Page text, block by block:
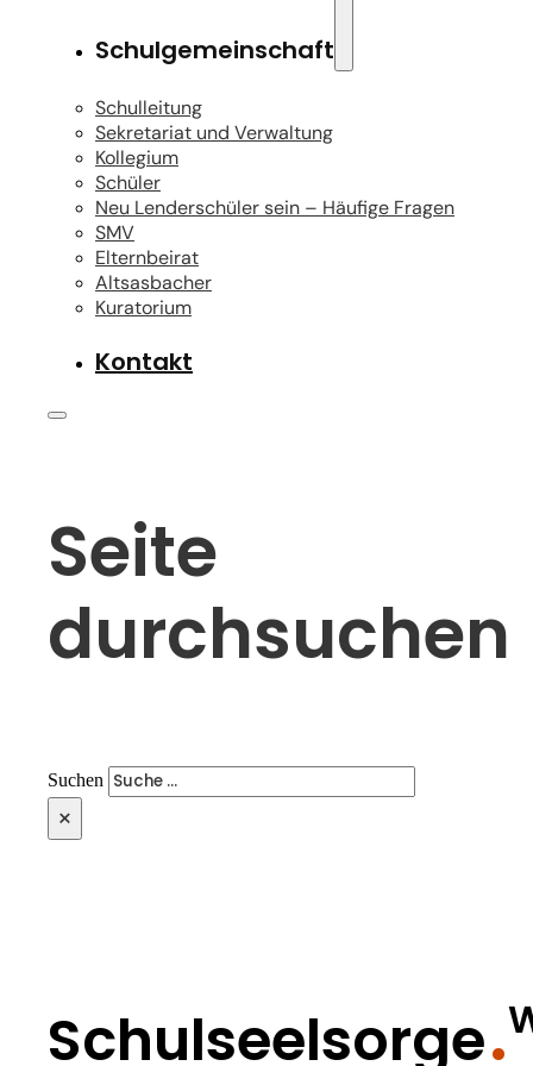
Schulgemeinschaft
Schulleitung
Sekretariat und Verwaltung
Kollegium
Schüler
Neu Lenderschüler sein – Häufige Fragen
SMV
Elternbeirat
Altsasbacher
Kuratorium
Kontakt
Seite
durchsuchen
Suchen
×
Schulseelsorge